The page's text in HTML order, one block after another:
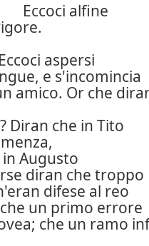
Eccoci alfine
Eccoci aspersi
e s'incomincia
amico. Or che
Diran che in Tito
in Augusto
diran che troppo
difese al reo
un primo errore
che un ramo